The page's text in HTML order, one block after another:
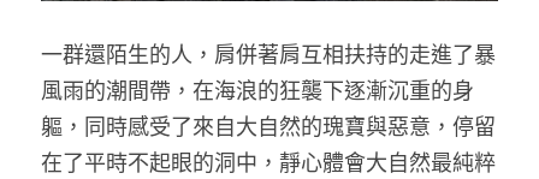
一群還陌生的人，肩併著肩互相扶持的走進了暴
風雨的潮間帶，在海浪的狂襲下逐漸沉重的身
軀，同時感受了來自大自然的瑰寶與惡意，停留
在了平時不起眼的洞中，靜心體會大自然最純粹